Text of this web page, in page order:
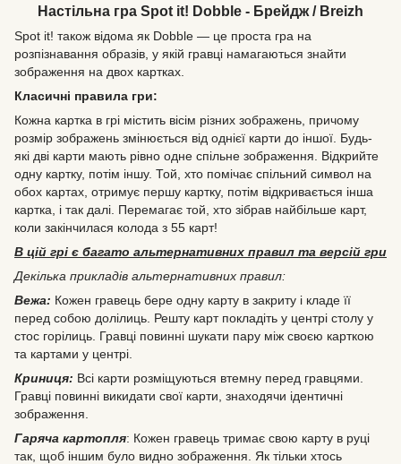
Настільна гра Spot it! Dobble - Брейдж / Breizh
Spot it! також відома як Dobble — це проста гра на
розпізнавання образів, у якій гравці намагаються знайти
зображення на двох картках.
Класичні правила гри:
Кожна картка в грі містить вісім різних зображень, причому
розмір зображень змінюється від однієї карти до іншої. Будь-
які дві карти мають рівно одне спільне зображення. Відкрийте
одну картку, потім іншу. Той, хто помічає спільний символ на
обох картах, отримує першу картку, потім відкривається інша
картка, і так далі. Перемагає той, хто зібрав найбільше карт,
коли закінчилася колода з 55 карт!
В цій грі є багато альтернативних правил та версій гри
Декілька прикладів альтернативних правил:
Вежа: Кожен гравець бере одну карту в закриту і кладе її
перед собою долілиць. Решту карт покладіть у центрі столу у
стос горілиць. Гравці повинні шукати пару між своєю карткою
та картами у центрі.
Криниця: Всі карти розміщуються втемну перед гравцями.
Гравці повинні викидати свої карти, знаходячи ідентичні
зображення.
Гаряча картопля: Кожен гравець тримає свою карту в руці
так, щоб іншим було видно зображення. Як тільки хтось